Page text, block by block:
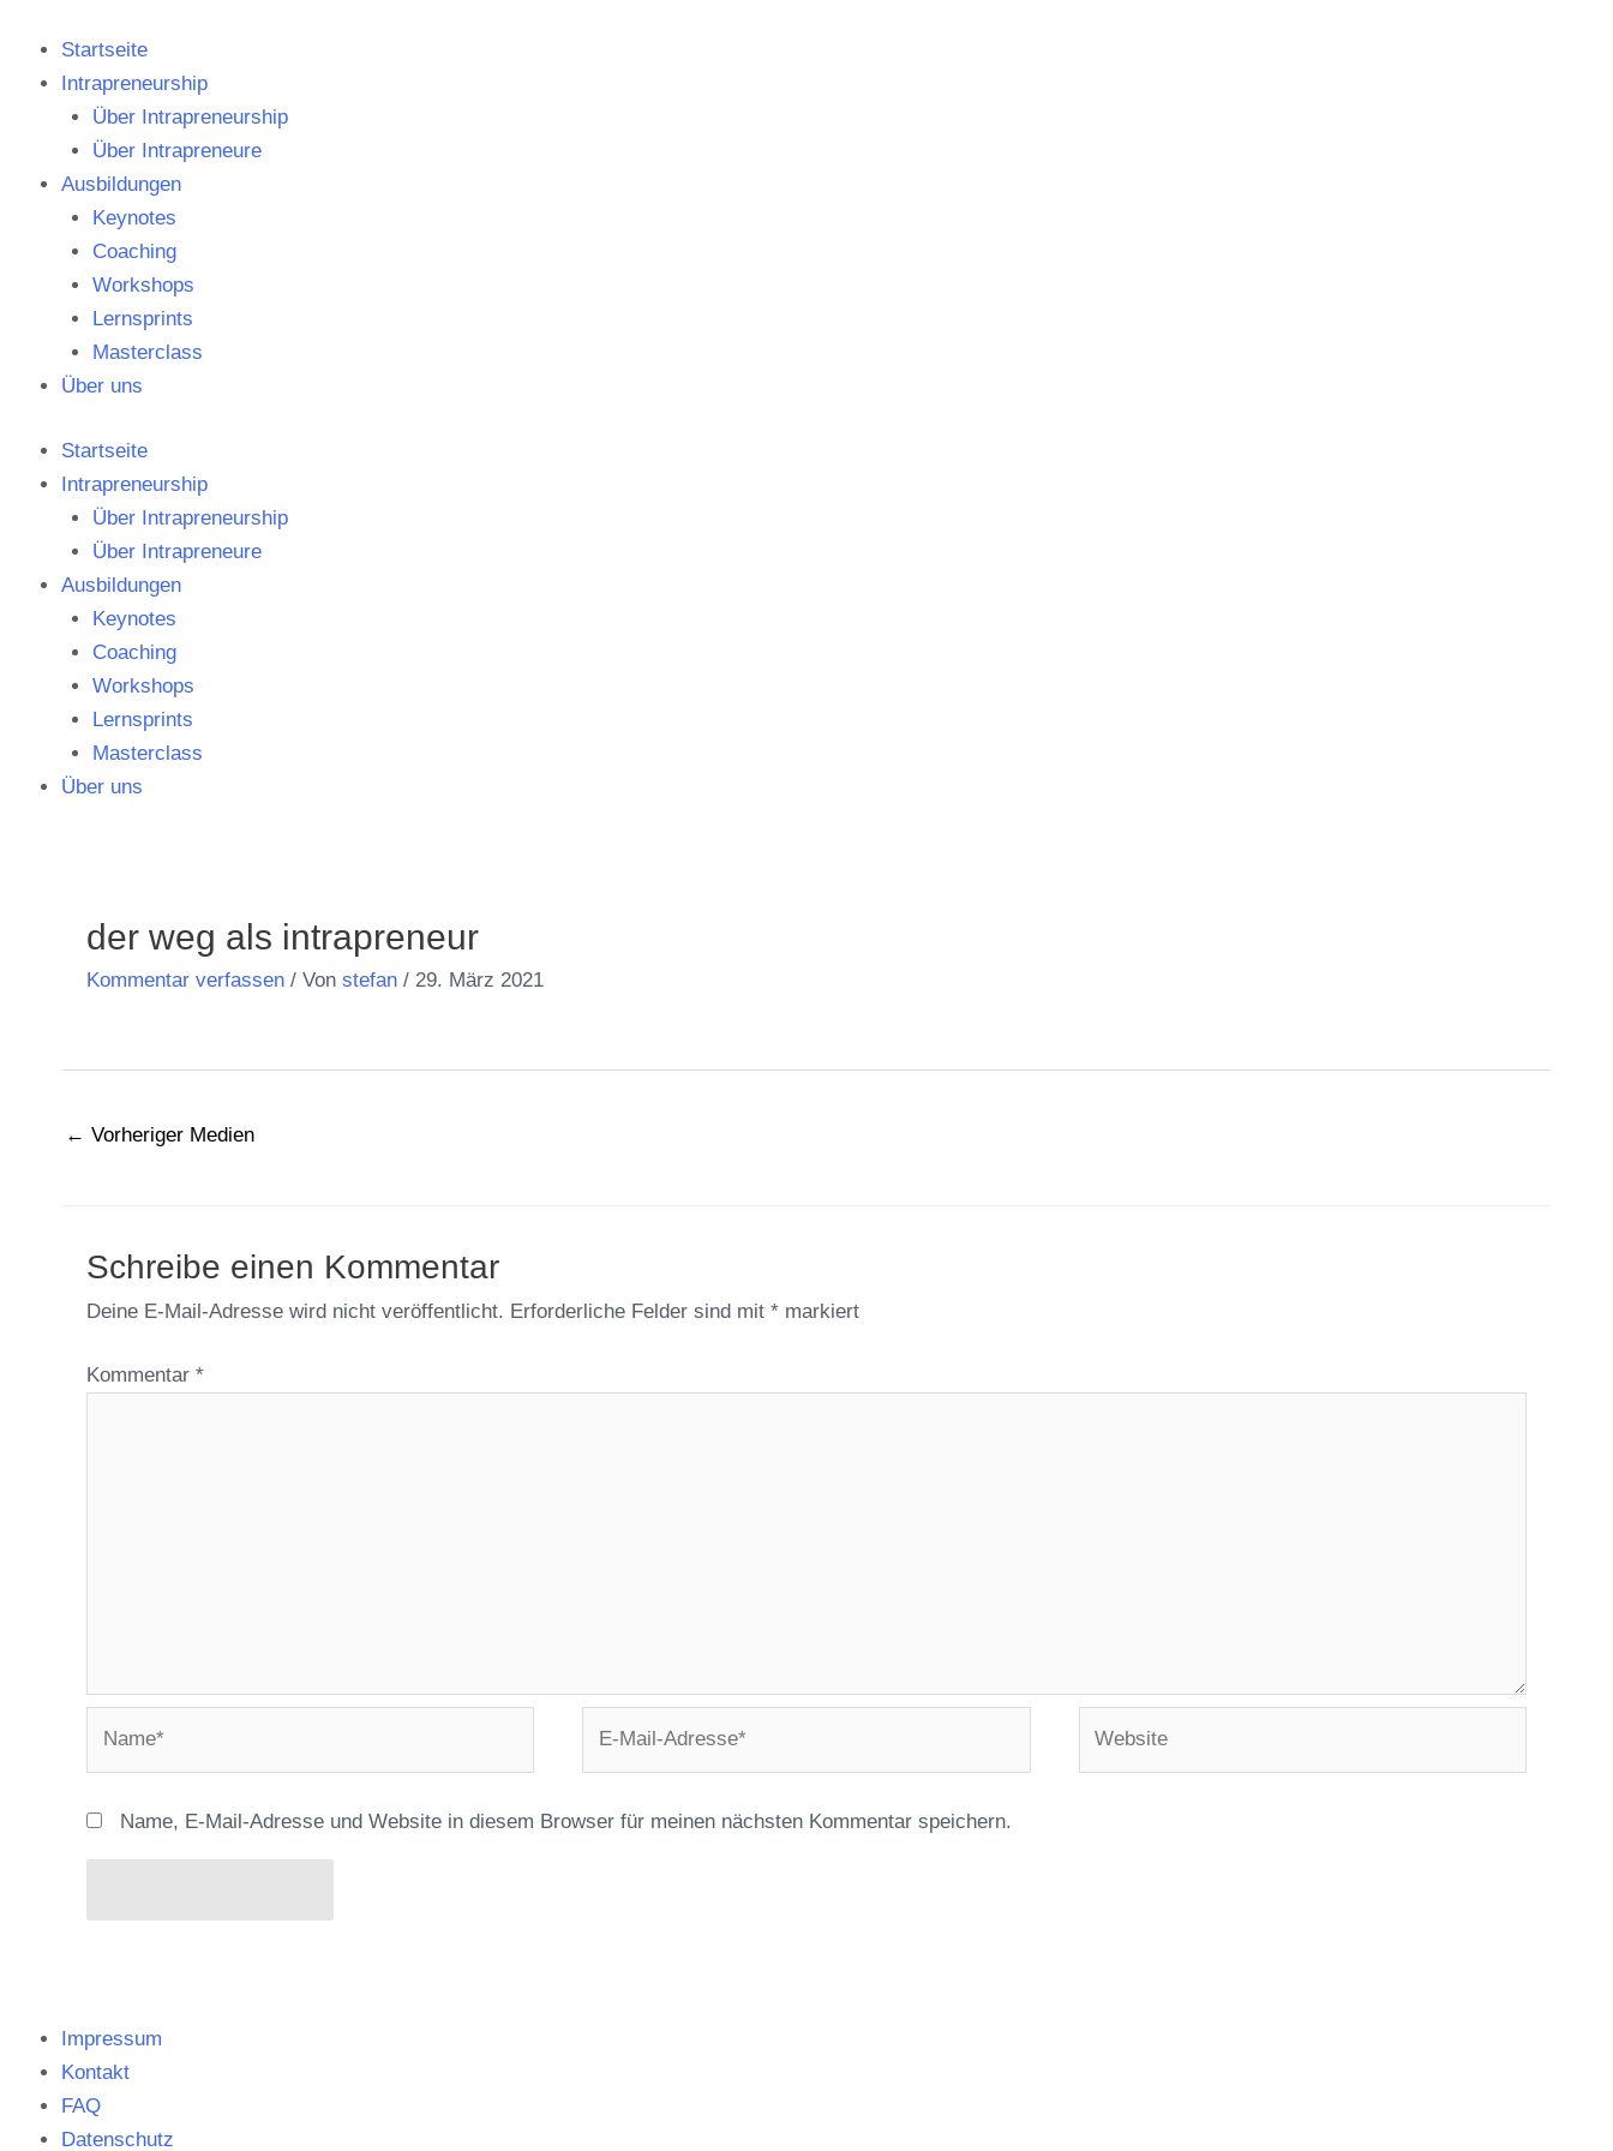
Inhalt
springen
Startseite
Intrapreneurship
Über Intrapreneurship
Über Intrapreneure
Ausbildungen
Keynotes
Coaching
Workshops
Lernsprints
Masterclass
Über uns
Startseite
Intrapreneurship
Über Intrapreneurship
Über Intrapreneure
Ausbildungen
Keynotes
Coaching
Workshops
Lernsprints
Masterclass
Über uns
der weg als intrapreneur
Kommentar verfassen / Von stefan / 29. März 2021
← Vorheriger Medien
Schreibe einen Kommentar
Deine E-Mail-Adresse wird nicht veröffentlicht. Erforderliche Felder sind mit * markiert
Kommentar *
Name, E-Mail-Adresse und Website in diesem Browser für meinen nächsten Kommentar speichern.
Impressum
Kontakt
FAQ
Datenschutz